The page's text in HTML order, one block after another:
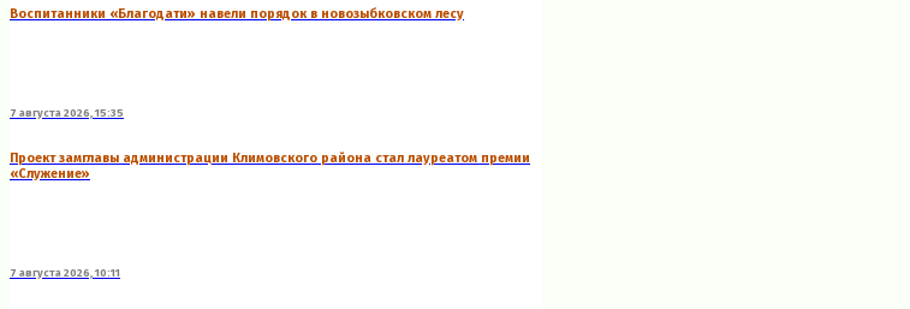
Воспитанники «Благодати» навели порядок в новозыбковском лесу
7 августа 2026, 15:35
Проект замглавы администрации Климовского района стал лауреатом премии
«Служение»
7 августа 2026, 10:11